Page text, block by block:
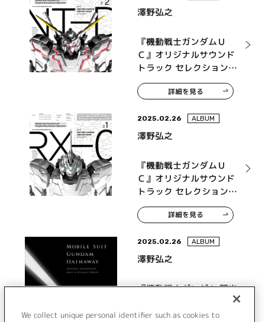
澤野弘之
『機動戦士ガンダムＵ
Ｃ』オリジナルサウンド
トラック セレクション
Vol.2
詳細を見る
2025.02.26 ALBUM
澤野弘之
『機動戦士ガンダムＵ
Ｃ』オリジナルサウンド
トラック セレクション
Vol.1
詳細を見る
2025.02.26 ALBUM
澤野弘之
『機動戦士ガンダム 閃光
のハサウェイ』オリジナ
ル・サウンドトラック
We collect unique personal identifier such as cookies to